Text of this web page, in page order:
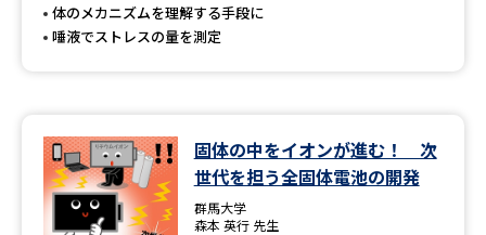
体のメカニズムを理解する手段に
唾液でストレスの量を測定
固体の中をイオンが進む！ 次
世代を担う全固体電池の開発
群馬大学
森本 英行 先生